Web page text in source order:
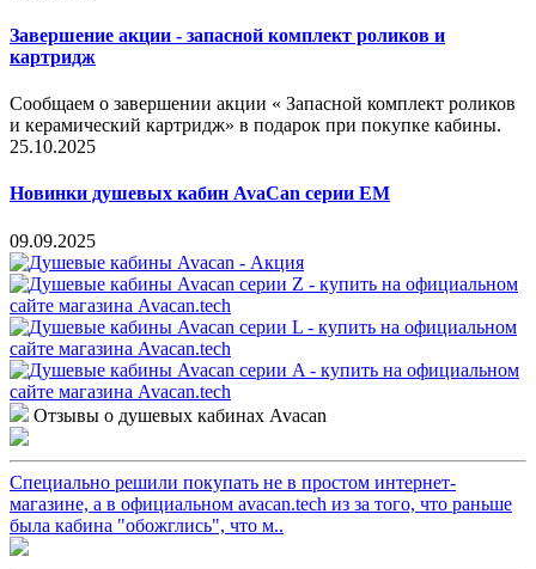
Завершение акции - запасной комплект роликов и
картридж
Сообщаем о завершении акции « Запасной комплект роликов
и керамический картридж» в подарок при покупке кабины.
25.10.2025
Новинки душевых кабин AvaCan серии EM
09.09.2025
Отзывы о душевых кабинах Avacan
Специально решили покупать не в простом интернет-
магазине, а в официальном avacan.tech из за того, что раньше
была кабина "обожглись", что м..